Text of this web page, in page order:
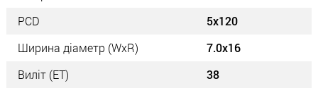
PCD
5x120
Ширина діаметр (WxR)
7.0x16
Виліт (ET)
38